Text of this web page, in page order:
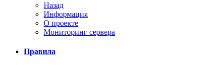
Назад
Информация
О проекте
Мониторинг сервера
Правила